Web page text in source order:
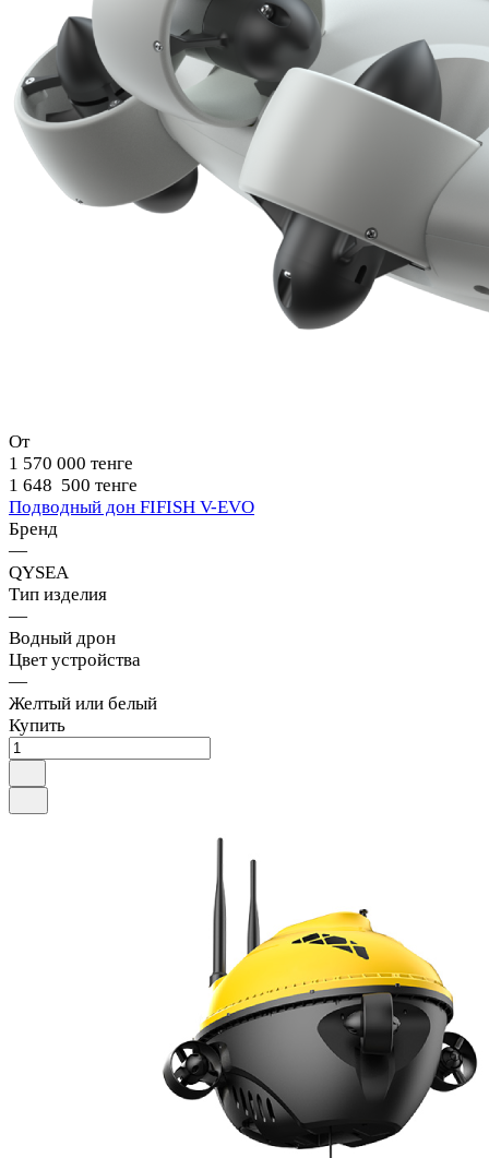
От
1 570 000 тенге
1 648 500 тенге
Подводный дон FIFISH V-EVO
Бренд
—
QYSEA
Тип изделия
—
Водный дрон
Цвет устройства
—
Желтый или белый
Купить